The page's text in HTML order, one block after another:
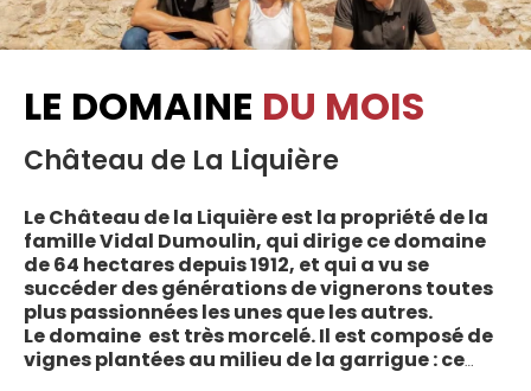
LE DOMAINE DU MOIS
Château de La Liquière
Le Château de la Liquière est la propriété de la
famille Vidal Dumoulin, qui dirige ce domaine
de 64 hectares depuis 1912, et qui a vu se
succéder des générations de vignerons toutes
plus passionnées les unes que les autres.
Le domaine est très morcelé. Il est composé de
vignes plantées au milieu de la garrigue : ce